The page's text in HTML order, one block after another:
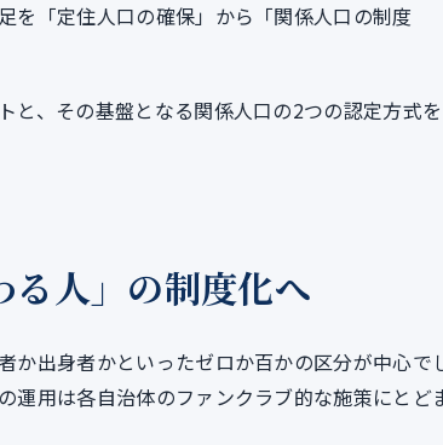
を「定住人口の確保」から「関係人口の制度
と、その基盤となる関係人口の2つの認定方式を
る人」の制度化へ
か出身者かといったゼロか百かの区分が中心で
運用は各自治体のファンクラブ的な施策にとど